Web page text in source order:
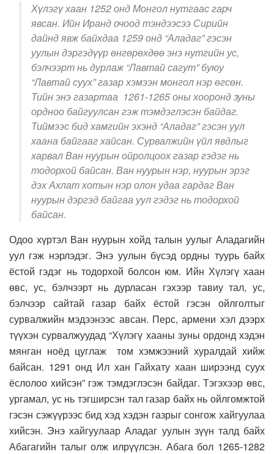
Хүлэгү хаан 1252 онд Монгол нутгаас гарч
явсан. Ийн Иранд очоод тэндээсээ Сирийн
дайнд явж байхдаа 1259 онд “Аладаг” гэсэн
уулын дэргэдүүр өнгөрөхдөө энэ нутгийн ус,
бэлчээрт нь дурлаж “Лавтай сагут” буюу
“Лавтай суух” газар хэмээн монгол нэр өгсөн.
Тийн энэ газартаа 1261-1265 оны хооронд зуны
ордноо байгуулсан гэж тэмдэглэсэн байдаг.
Тиймээс бид хамгийн эхэнд “Аладаг” гэсэн уул
хаана байгааг хайсан. Сурвалжийн үйл явдлыг
харвал Ван нуурын ойролцоох газар гэдэг нь
тодорхой байсан. Ван нуурын нэр, нуурын эрэг
дэх Ахлат хотын нэр олон удаа гардаг Ван
нуурын дэргэд байгаа уул гэдэг нь тодорхой
байсан.
Одоо хүртэл Ван нуурын хойд талын уулыг Аладагийн
уул гэж нэрлэдэг. Энэ уулын бүсэд ордны туурь байх
ёстой гэдэг нь тодорхой болсон юм. Ийн Хүлэгү хаан
өвс, ус, бэлчээрт нь дурласан гэхээр тавиу тал, ус,
бэлчээр сайтай газар байх ёстой гэсэн ойлголтыг
сурвалжийн мэдээнээс авсан. Перс, армени хэл дээрх
түүхэн сурвалжуудад “Хүлэгү хааны зуны ордонд хэдэн
мянган ноёд цуглаж том хэмжээний хуралдай хийж
байсан. 1291 онд Ил хан Гайхату хаан ширээнд суух
ёслолоо хийсэн” гэж тэмдэглэсэн байдаг. Тэгэхээр өвс,
ургамал, ус нь тэгширсэн тал газар байх нь ойлгомжтой
гэсэн сэжүүрээс бид хэд хэдэн газрыг сонгож хайгуулаа
хийсэн. Энэ хайгуулаар Аладаг уулын зүүн талд байх
Абагагийн талыг олж илрүүлсэн. Абага бол 1265-1282